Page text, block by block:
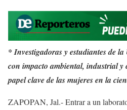
* Investigadoras y estudiantes de
con impacto ambiental, industrial y
papel clave de las mujeres en la
ZAPOPAN, Jal.- Entrar a un